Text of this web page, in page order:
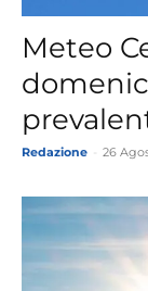
Meteo
Redazione 26